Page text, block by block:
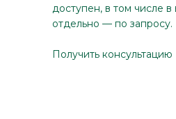
доступен, в том числе
отдельно — по запросу.
Получить консультацию